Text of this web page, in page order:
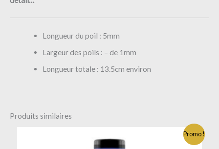
Longueur du poil : 5mm
Largeur des poils : – de 1mm
Longueur totale : 13.5cm environ
Produits similaires
Promo !